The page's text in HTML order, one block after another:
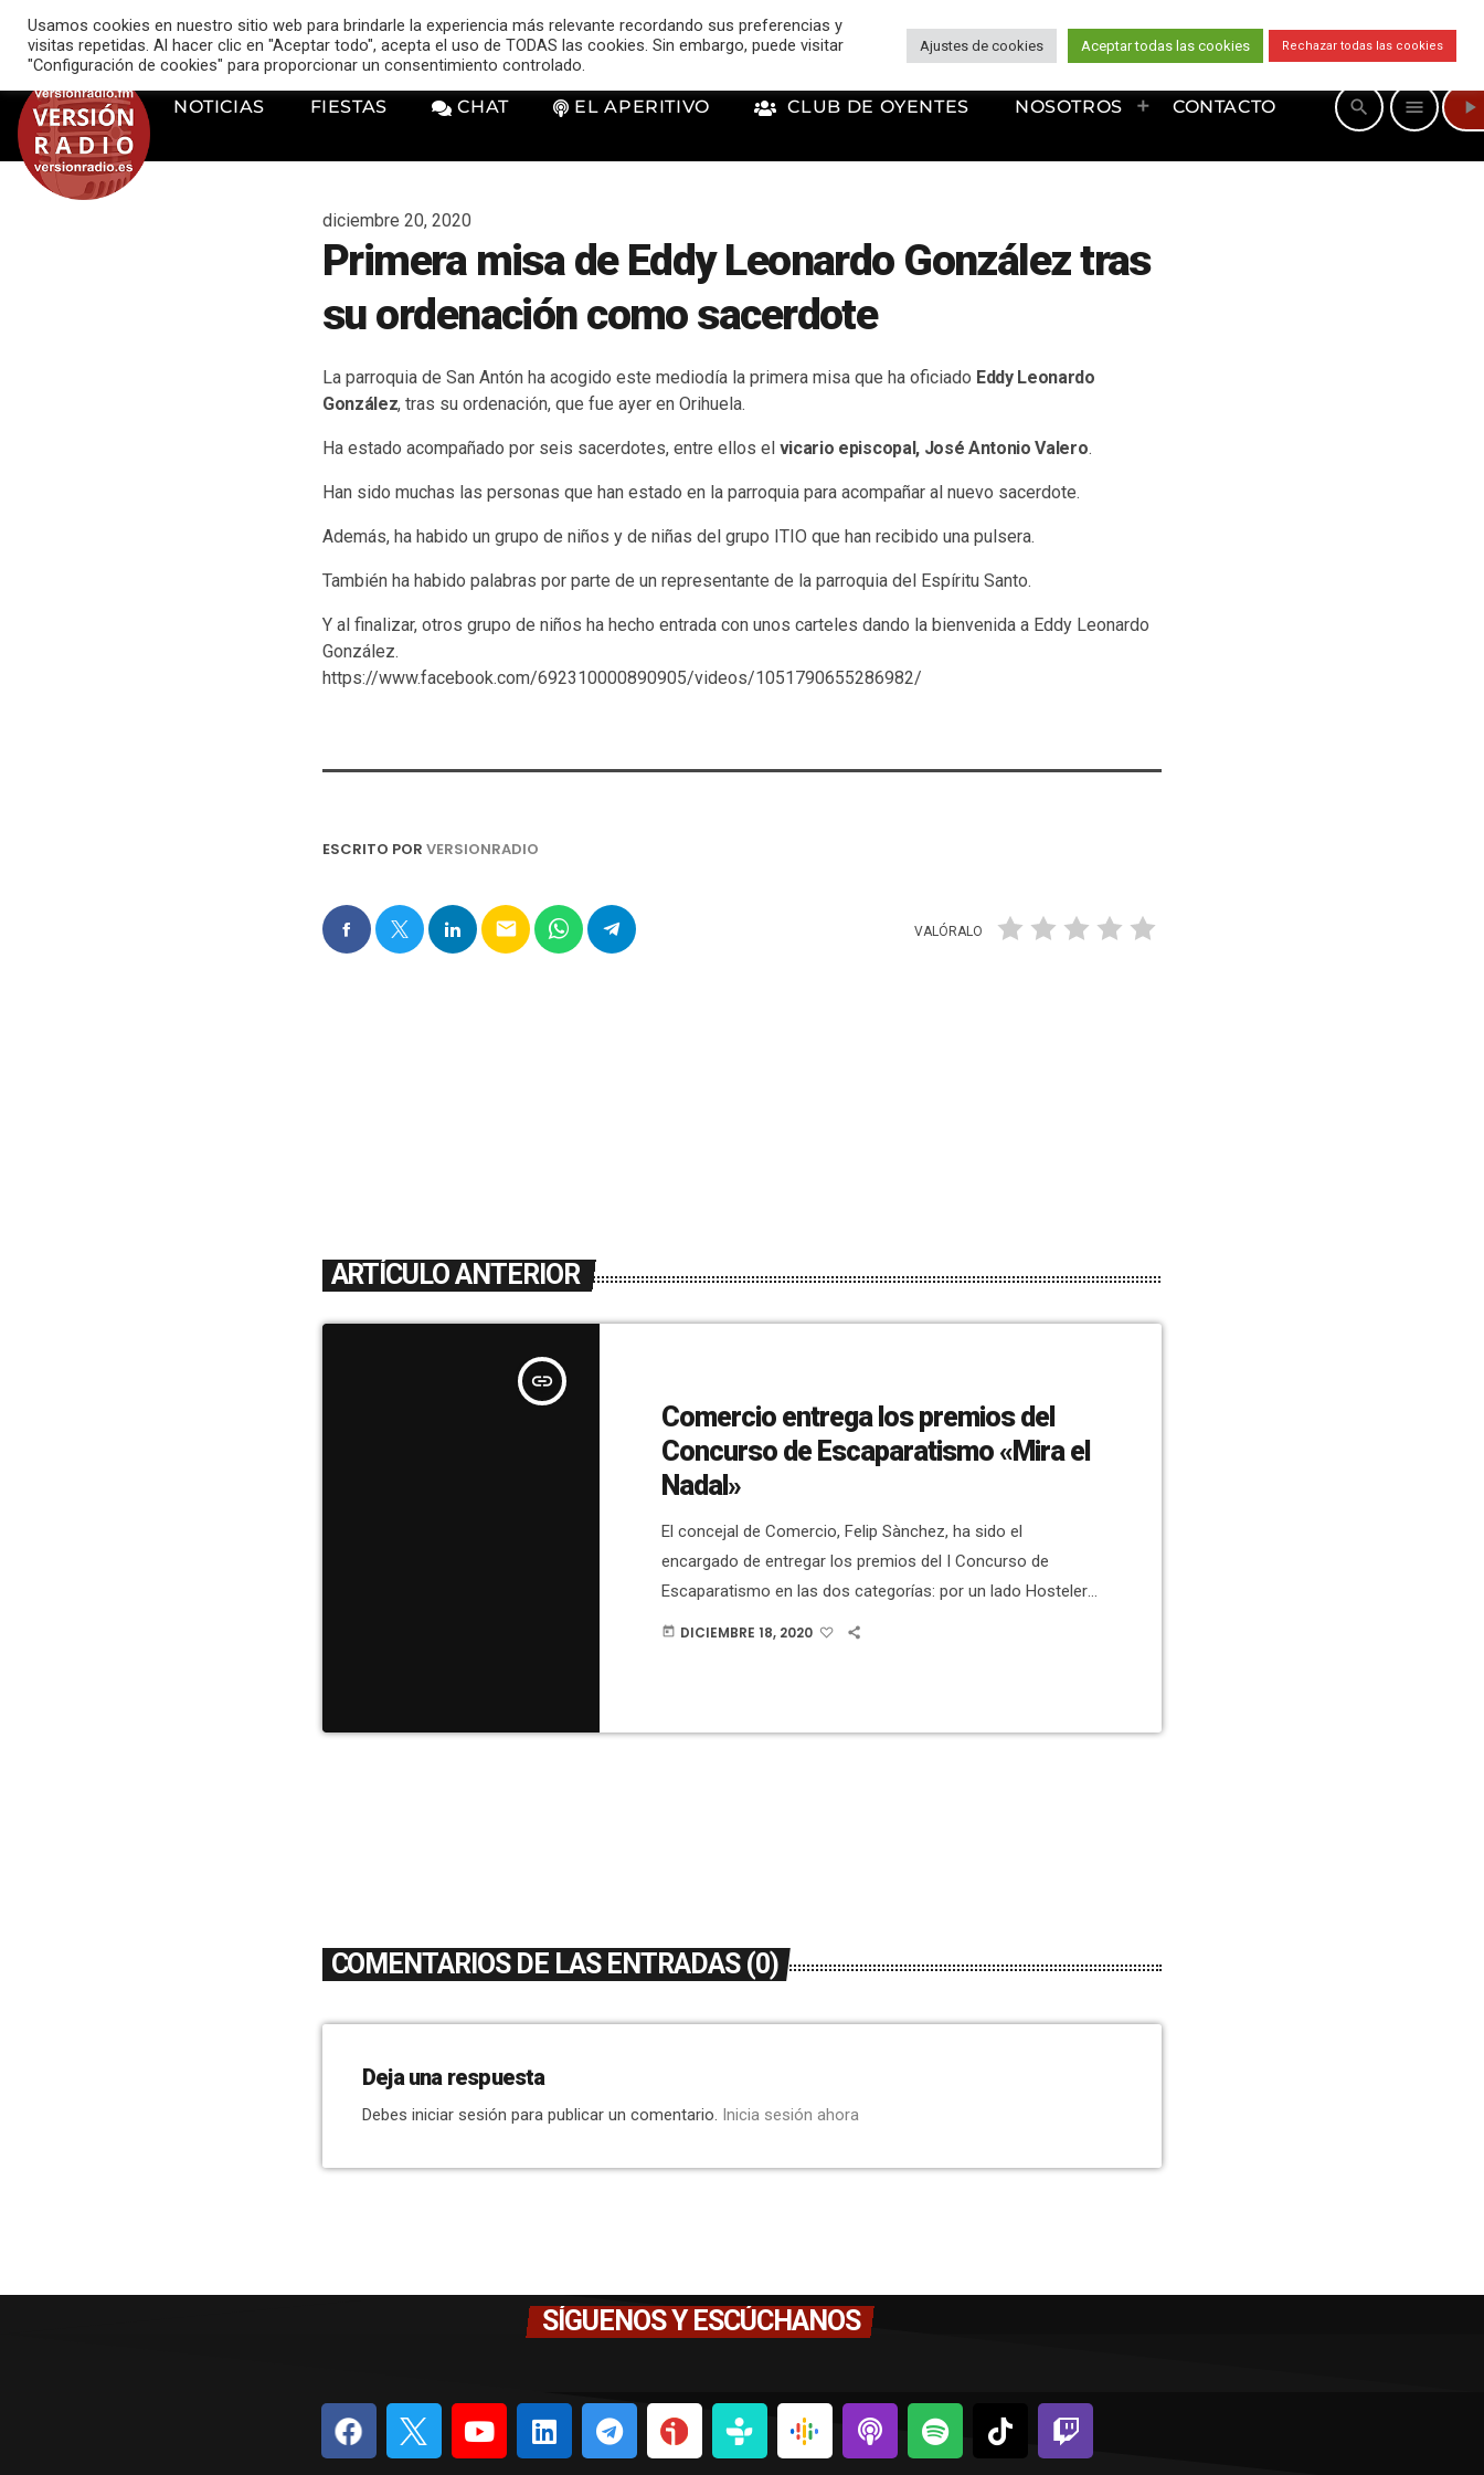
music_note VERSIÓN RADIO
NOTICIAS FIESTAS CHAT EL APERITIVO CLUB DE OYENTES NOSOTROS CONTACTO search menu play_arrow
diciembre 20, 2020
Primera misa de Eddy Leonardo González tras
su ordenación como sacerdote
La parroquia de San Antón ha acogido este mediodía la primera misa que ha oficiado Eddy Leonardo
González, tras su ordenación, que fue ayer en Orihuela.
Ha estado acompañado por seis sacerdotes, entre ellos el vicario episcopal, José Antonio Valero.
Han sido muchas las personas que han estado en la parroquia para acompañar al nuevo sacerdote.
Además, ha habido un grupo de niños y de niñas del grupo ITIO que han recibido una pulsera.
También ha habido palabras por parte de un representante de la parroquia del Espíritu Santo.
Y al finalizar, otros grupo de niños ha hecho entrada con unos carteles dando la bienvenida a Eddy Leonardo
González.
https://www.facebook.com/692310000890905/videos/1051790655286982/
ESCRITO POR VERSIONRADIO
email VALÓRALO
ARTÍCULO ANTERIOR
insert_link
Comercio entrega los premios del
Concurso de Escaparatismo «Mira el
Nadal»
El concejal de Comercio, Felip Sànchez, ha sido el
encargado de entregar los premios del I Concurso de
Escaparatismo en las dos categorías: por un lado Hostelería
y por otro Comercio y Servicios. En este último apartado ha
del Pà. En el […]
today DICIEMBRE 18, 2020
COMENTARIOS DE LAS ENTRADAS (0)
Deja una respuesta
Debes iniciar sesión para publicar un comentario. Inicia sesión ahora
SÍGUENOS Y ESCÚCHANOS
Usamos cookies en nuestro sitio web para brindarle la experiencia más relevante recordando sus preferencias y
visitas repetidas. Al hacer clic en "Aceptar todo", acepta el uso de TODAS las cookies. Sin embargo, puede visitar
"Configuración de cookies" para proporcionar un consentimiento controlado.
Ajustes de cookies Aceptar todas las cookies Rechazar todas las cookies